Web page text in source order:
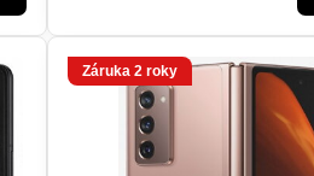
Záruka 2 roky